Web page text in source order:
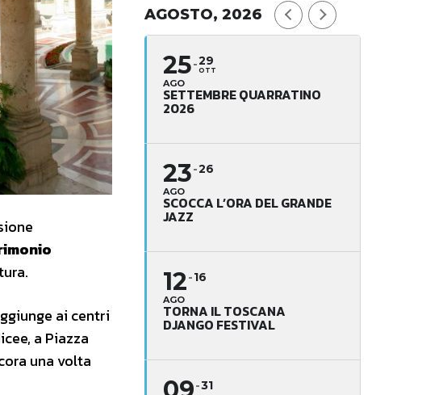
ai centri
a Piazza
una volta
AGOSTO, 2026
25
AGO
29
OTT
SETTEMBRE QUARRATINO
2026
23
AGO
26
SCOCCA L’ORA DEL GRANDE
JAZZ
12
AGO
16
TORNA IL TOSCANA
DJANGO FESTIVAL
31